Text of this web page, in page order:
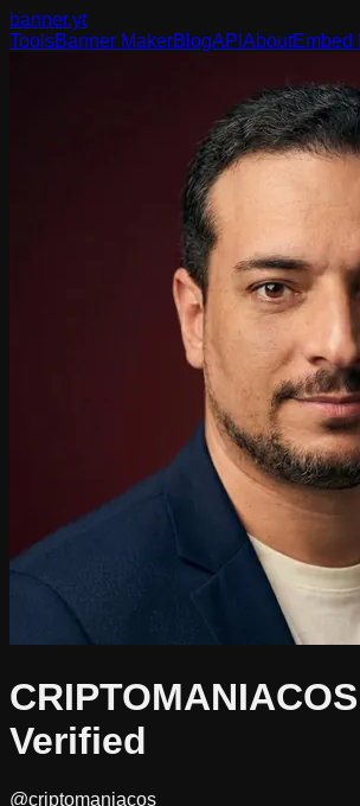
banner.yt
ToolsBanner MakerBlogAPI AboutEmbed
CRIPTOMANIACOS
Verified
@criptomaniacos